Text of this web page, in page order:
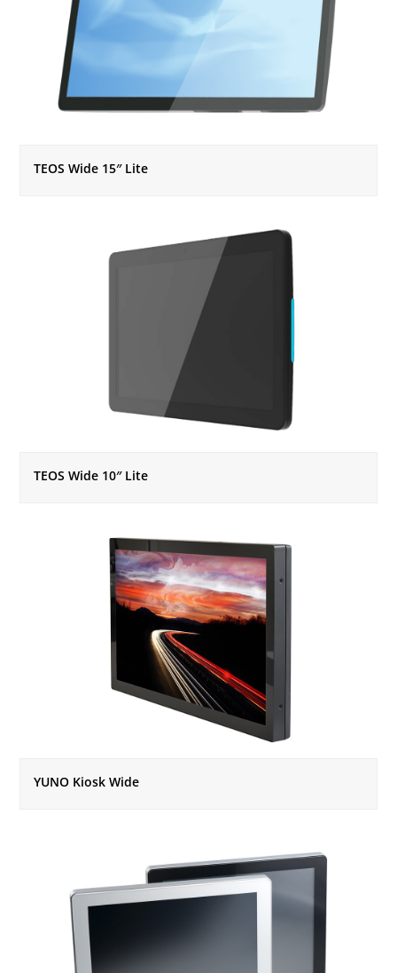
TEOS Wide 15″ Lite
TEOS Wide 10″ Lite
YUNO Kiosk Wide